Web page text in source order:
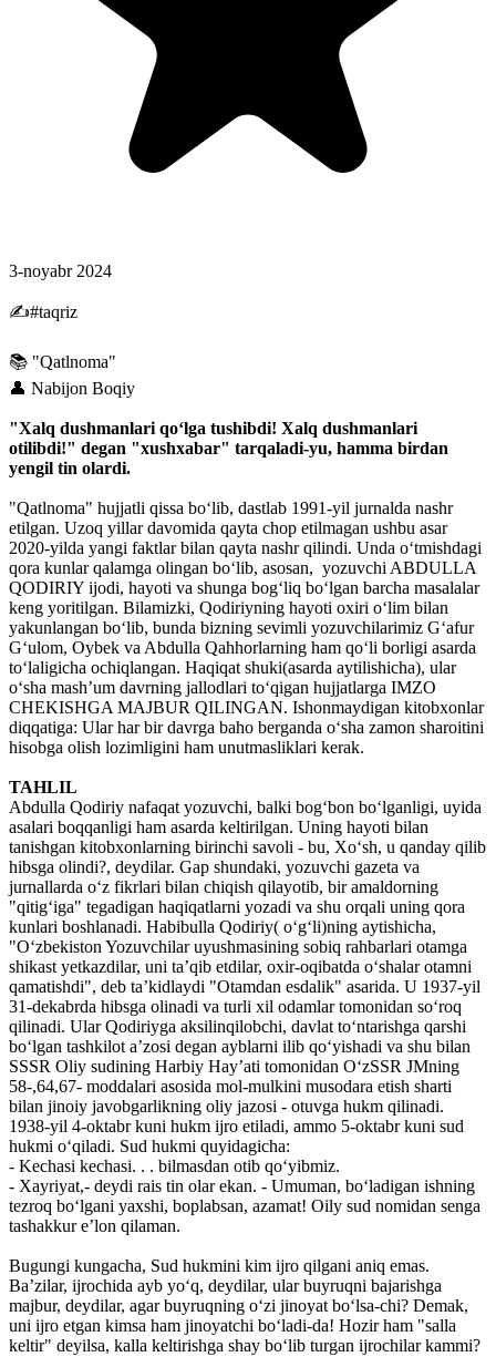
3-noyabr 2024
✍#taqriz
📚 "Qatlnoma"
👤 Nabijon Boqiy
"Xalq dushmanlari qoʻlga tushibdi! Xalq dushmanlari
otilibdi!" degan "xushxabar" tarqaladi-yu, hamma birdan
yengil tin olardi.
"Qatlnoma" hujjatli qissa boʻlib, dastlab 1991-yil jurnalda nashr
etilgan. Uzoq yillar davomida qayta chop etilmagan ushbu asar
2020-yilda yangi faktlar bilan qayta nashr qilindi. Unda oʻtmishdagi
qora kunlar qalamga olingan boʻlib, asosan, yozuvchi ABDULLA
QODIRIY ijodi, hayoti va shunga bogʻliq boʻlgan barcha masalalar
keng yoritilgan. Bilamizki, Qodiriyning hayoti oxiri oʻlim bilan
yakunlangan boʻlib, bunda bizning sevimli yozuvchilarimiz Gʻafur
Gʻulom, Oybek va Abdulla Qahhorlarning ham qoʻli borligi asarda
toʻlaligicha ochiqlangan. Haqiqat shuki(asarda aytilishicha), ular
oʻsha mashʼum davrning jallodlari toʻqigan hujjatlarga IMZO
CHEKISHGA MAJBUR QILINGAN. Ishonmaydigan kitobxonlar
diqqatiga: Ular har bir davrga baho berganda oʻsha zamon sharoitini
hisobga olish lozimligini ham unutmasliklari kerak.
TAHLIL
Abdulla Qodiriy nafaqat yozuvchi, balki bogʻbon boʻlganligi, uyida
asalari boqqanligi ham asarda keltirilgan. Uning hayoti bilan
tanishgan kitobxonlarning birinchi savoli - bu, Xoʻsh, u qanday qilib
hibsga olindi?, deydilar. Gap shundaki, yozuvchi gazeta va
jurnallarda oʻz fikrlari bilan chiqish qilayotib, bir amaldorning
"qitigʻiga" tegadigan haqiqatlarni yozadi va shu orqali uning qora
kunlari boshlanadi. Habibulla Qodiriy( oʻgʻli)ning aytishicha,
"Oʻzbekiston Yozuvchilar uyushmasining sobiq rahbarlari otamga
shikast yetkazdilar, uni taʼqib etdilar, oxir-oqibatda oʻshalar otamni
qamatishdi", deb taʼkidlaydi "Otamdan esdalik" asarida. U 1937-yil
31-dekabrda hibsga olinadi va turli xil odamlar tomonidan soʻroq
qilinadi. Ular Qodiriyga aksilinqilobchi, davlat toʻntarishga qarshi
boʻlgan tashkilot aʼzosi degan ayblarni ilib qoʻyishadi va shu bilan
SSSR Oliy sudining Harbiy Hayʼati tomonidan OʻzSSR JMning
58-,64,67- moddalari asosida mol-mulkini musodara etish sharti
bilan jinoiy javobgarlikning oliy jazosi - otuvga hukm qilinadi.
1938-yil 4-oktabr kuni hukm ijro etiladi, ammo 5-oktabr kuni sud
hukmi oʻqiladi. Sud hukmi quyidagicha:
- Kechasi kechasi. . . bilmasdan otib qoʻyibmiz.
- Xayriyat,- deydi rais tin olar ekan. - Umuman, boʻladigan ishning
tezroq boʻlgani yaxshi, boplabsan, azamat! Oily sud nomidan senga
tashakkur eʼlon qilaman.
Bugungi kungacha, Sud hukmini kim ijro qilgani aniq emas.
Baʼzilar, ijrochida ayb yoʻq, deydilar, ular buyruqni bajarishga
majbur, deydilar, agar buyruqning oʻzi jinoyat boʻlsa-chi? Demak,
uni ijro etgan kimsa ham jinoyatchi boʻladi-da! Hozir ham "salla
keltir" deyilsa, kalla keltirishga shay boʻlib turgan ijrochilar kammi?